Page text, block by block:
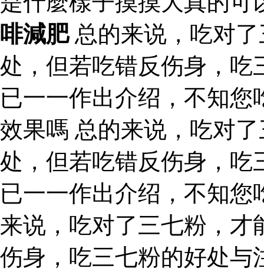
啡減肥总的来说，吃对
处，但若吃错反伤身，吃
已一一作出介绍，不知
效果嗎 总的来说，吃对
处，但若吃错反伤身，吃
已一一作出介绍，不知
来说，吃对了三七粉，才
伤身，吃三七粉的好处与